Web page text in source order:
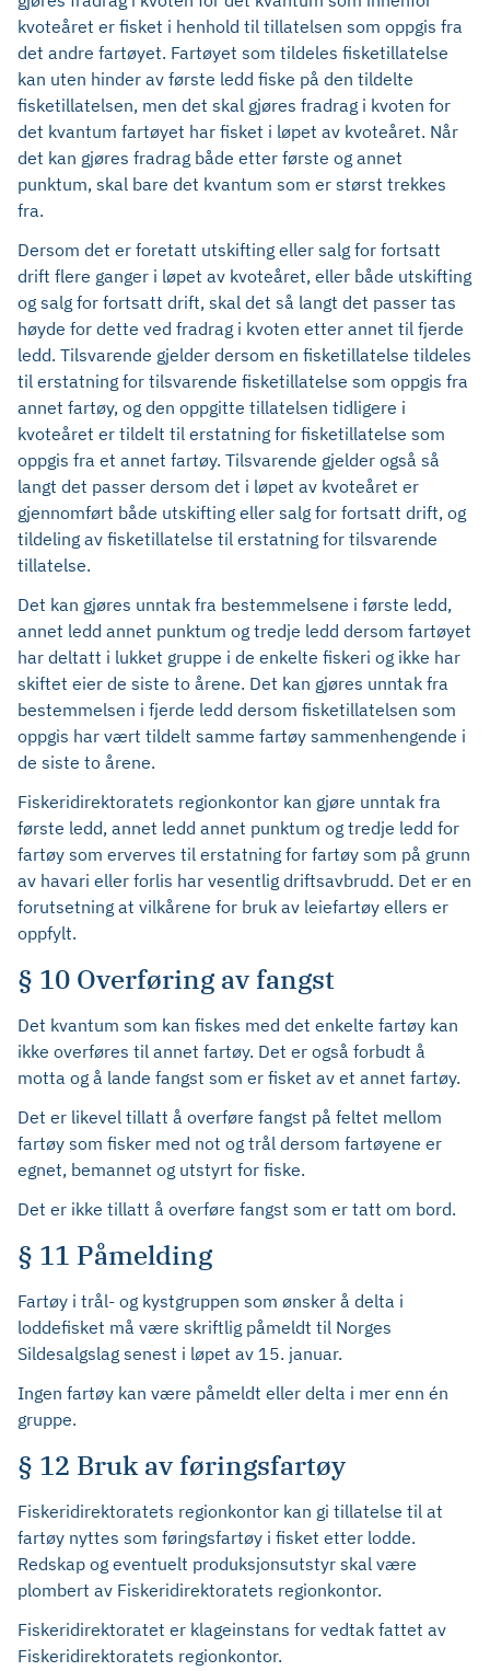
kvoteåret er fisket i henhold til tillatelsen som oppgis fra
det andre fartøyet. Fartøyet som tildeles fisketillatelse
kan uten hinder av første ledd fiske på den tildelte
fisketillatelsen, men det skal gjøres fradrag i kvoten for
det kvantum fartøyet har fisket i løpet av kvoteåret. Når
det kan gjøres fradrag både etter første og annet
punktum, skal bare det kvantum som er størst trekkes
fra.
Dersom det er foretatt utskifting eller salg for fortsatt
drift flere ganger i løpet av kvoteåret, eller både utskifting
og salg for fortsatt drift, skal det så langt det passer tas
høyde for dette ved fradrag i kvoten etter annet til fjerde
ledd. Tilsvarende gjelder dersom en fisketillatelse tildeles
til erstatning for tilsvarende fisketillatelse som oppgis fra
annet fartøy, og den oppgitte tillatelsen tidligere i
kvoteåret er tildelt til erstatning for fisketillatelse som
oppgis fra et annet fartøy. Tilsvarende gjelder også så
langt det passer dersom det i løpet av kvoteåret er
gjennomført både utskifting eller salg for fortsatt drift, og
tildeling av fisketillatelse til erstatning for tilsvarende
tillatelse.
Det kan gjøres unntak fra bestemmelsene i første ledd,
annet ledd annet punktum og tredje ledd dersom fartøyet
har deltatt i lukket gruppe i de enkelte fiskeri og ikke har
skiftet eier de siste to årene. Det kan gjøres unntak fra
bestemmelsen i fjerde ledd dersom fisketillatelsen som
oppgis har vært tildelt samme fartøy sammenhengende i
de siste to årene.
Fiskeridirektoratets regionkontor kan gjøre unntak fra
første ledd, annet ledd annet punktum og tredje ledd for
fartøy som erverves til erstatning for fartøy som på grunn
av havari eller forlis har vesentlig driftsavbrudd. Det er en
forutsetning at vilkårene for bruk av leiefartøy ellers er
oppfylt.
§ 10 Overføring av fangst
Det kvantum som kan fiskes med det enkelte fartøy kan
ikke overføres til annet fartøy. Det er også forbudt å
motta og å lande fangst som er fisket av et annet fartøy.
Det er likevel tillatt å overføre fangst på feltet mellom
fartøy som fisker med not og trål dersom fartøyene er
egnet, bemannet og utstyrt for fiske.
Det er ikke tillatt å overføre fangst som er tatt om bord.
§ 11 Påmelding
Fartøy i trål- og kystgruppen som ønsker å delta i
loddefisket må være skriftlig påmeldt til Norges
Sildesalgslag senest i løpet av 15. januar.
Ingen fartøy kan være påmeldt eller delta i mer enn én
gruppe.
§ 12 Bruk av føringsfartøy
Fiskeridirektoratets regionkontor kan gi tillatelse til at
fartøy nyttes som føringsfartøy i fisket etter lodde.
Redskap og eventuelt produksjonsutstyr skal være
plombert av Fiskeridirektoratets regionkontor.
Fiskeridirektoratet er klageinstans for vedtak fattet av
Fiskeridirektoratets regionkontor.